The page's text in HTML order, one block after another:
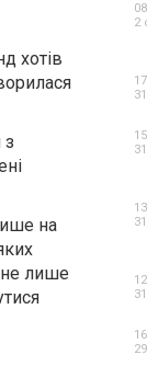
хотів
з
на
не лише
2